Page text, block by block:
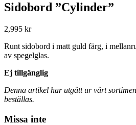
Sidobord ”Cylinder”
2,995 kr
Runt sidobord i matt guld färg, i
av spegelglas.
Ej tillgänglig
Denna artikel har utgått ur vårt
beställas.
Missa inte